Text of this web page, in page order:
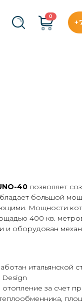
0
40 позволяет
большой
Мощности
400 кв.
и оборудован
итальянской
за счет